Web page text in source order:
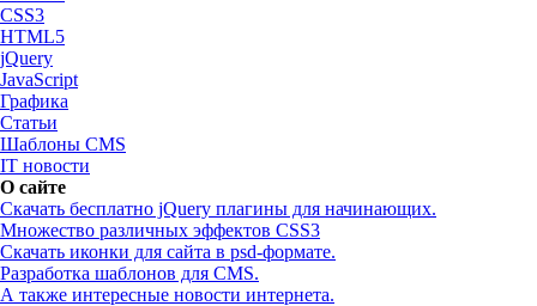
CSS3
HTML5
jQuery
JavaScript
Графика
Статьи
Шаблоны CMS
IT новости
О сайте
Скачать бесплатно jQuery плагины для начинающих.
Множество различных эффектов CSS3
Скачать иконки для сайта в psd-формате.
Разработка шаблонов для CMS.
А также интересные новости интернета.